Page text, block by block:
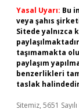
Yasal Uyarı: Bu
veya şahıs
Sitede yalnızca
taşımamakta
paylaşım
benzerlikleri
taslak
Sitemiz, 5651